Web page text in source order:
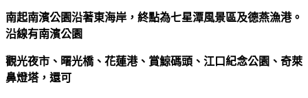
南起南濱公園沿著東海岸，終點為七星潭風景區及德燕漁港。
沿線有南濱公園
觀光夜市、曙光橋、花蓮港、賞鯨碼頭、江口紀念公園、奇萊
鼻燈塔，還可